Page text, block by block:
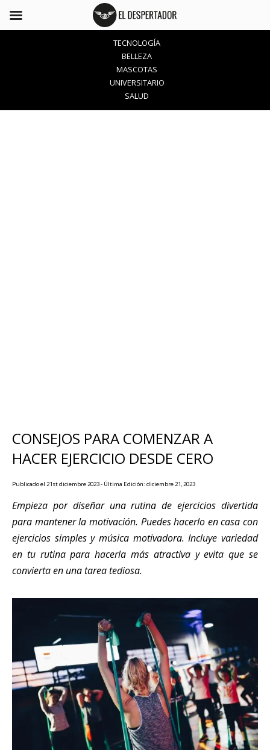
TECNOLOGÍA
BELLEZA
MASCOTAS
UNIVERSITARIO
SALUD
CONSEJOS PARA COMENZAR A
HACER EJERCICIO DESDE CERO
Publicado el 21st diciembre 2023 - Última Edición: diciembre 21, 2023
Empieza por diseñar una rutina de ejercicios divertida
para mantener la motivación. Puedes hacerlo en casa con
ejercicios simples y música motivadora. Incluye variedad
en tu rutina para hacerla más atractiva y evita que se
convierta en una tarea tediosa.